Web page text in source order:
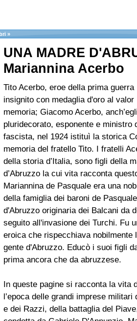
»
UNA MADRE
Mariannina Acerbo
Tito Acerbo, eroe della prima guerra
insignito con medaglia d'oro al
memoria; Giacomo Acerbo,
pluridecorato, esponente e ministro
fascista, nel 1924 istituì la storica
memoria del fratello Tito. I fratelli
della storia d’Italia, sono figli della
d’Abruzzo la cui vita racconta
Mariannina de Pasquale era una
della famiglia dei baroni de
d'Abruzzo originaria dei Balcani da
seguito all'invasione dei Turchi. Fu
eroica che rispecchiava nobilmente
gente d'Abruzzo. Educò i suoi figli
prima ancora che da abruzzese.
In queste pagine si racconta la vita
l’epoca delle grandi imprese
e dei Razzi, della battaglia del